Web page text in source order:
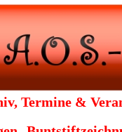
Termine &